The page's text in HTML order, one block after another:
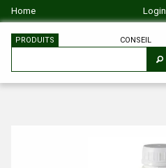
Home Login
PRODUITS CONSEIL